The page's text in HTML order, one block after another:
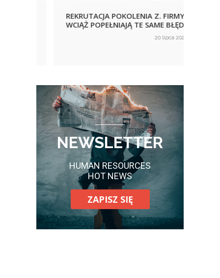
REKRUTACJA POKOLENIA Z. FIRMY
WCIĄŻ POPEŁNIAJĄ TE SAME BŁĘDY
20 lipca 2026
NEWSLETTER
HUMAN RESOURCES
HOT NEWS
ZAPISZ SIĘ